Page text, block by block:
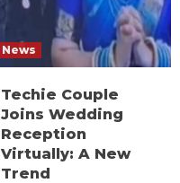
News
Techie Couple
Joins Wedding
Reception
Virtually: A New
Trend